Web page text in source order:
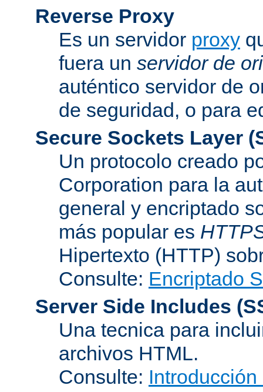
Reverse Proxy
Es un servidor proxy
fuera un servidor de
auténtico servidor de
de seguridad, o para
Secure Sockets Layer
Un protocolo creado
Corporation para la
general y encriptado
más popular es
Hipertexto (HTTP)
Consulte: Encriptado
Server Side Includes
Una tecnica para
archivos HTML.
Consulte: